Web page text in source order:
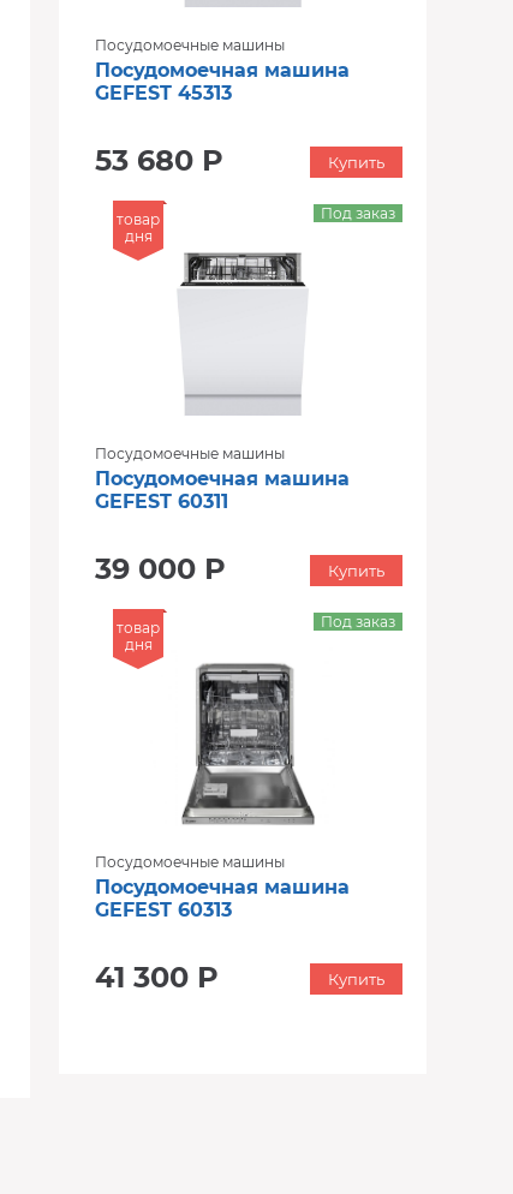
Посудомоечные машины
Посудомоечная машина
GEFEST 45313
53 680 Р Купить
товар
дня
Посудомоечные машины
Посудомоечная машина
GEFEST 60311
39 000 Р
Под заказ
Купить
товар
дня
Посудомоечные машины
Посудомоечная машина
GEFEST 60313
41 300 Р
Под заказ
Купить